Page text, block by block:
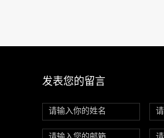
发表您的留言